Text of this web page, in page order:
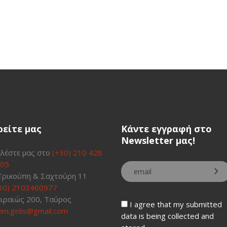
μας
μας στο (+30) 210 428
& Σαχτούρη 11
2103460977
200, Ταύρος
Κάντε εγγραφή στο
Newsletter μας!
I agree that my submitted
data is being collected and